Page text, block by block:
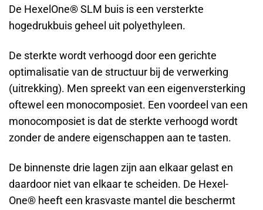
De HexelOne® SLM buis is een versterkte
hogedrukbuis geheel uit polyethyleen.
De sterkte wordt verhoogd door een gerichte
optimalisatie van de structuur bij de verwerking
(uitrekking). Men spreekt van een eigenversterking
oftewel een monocomposiet. Een voordeel van een
monocomposiet is dat de sterkte verhoogd wordt
zonder de andere eigenschappen aan te tasten.
De binnenste drie lagen zijn aan elkaar gelast en
daardoor niet van elkaar te scheiden. De Hexel-
One® heeft een krasvaste mantel die beschermt